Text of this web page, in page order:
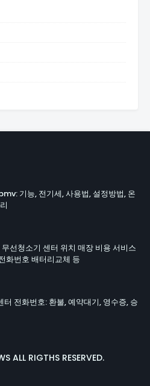
기능, 전기세, 사용법, 설정방법, 온
선청소기 센터 위치 매장 비용 서비스
화번호 배터리교체 등
터 전화번호: 환불, 예약대기, 영수증, 승
ALL RIGTHS RESERVED.